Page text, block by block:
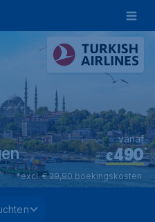
€490*
vanaf
*excl. € 29,90 boekingskosten.